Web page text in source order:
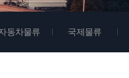
동차물류 국제물류